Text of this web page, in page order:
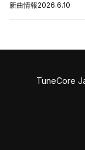
新曲情報2026.6.10
TuneCore